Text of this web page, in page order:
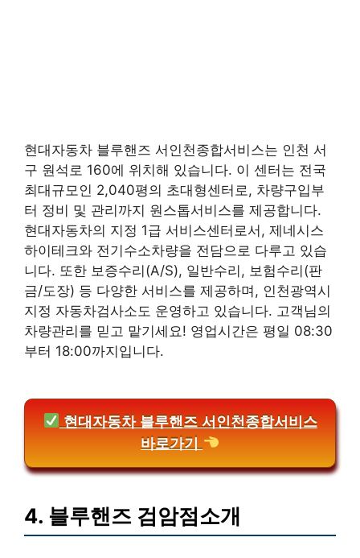
현대자동차 블루핸즈 서인천종합서비스는 인천 서
구 원석로 160에 위치해 있습니다. 이 센터는 전국
최대규모인 2,040평의 초대형센터로, 차량구입부
터 정비 및 관리까지 원스톱서비스를 제공합니다.
현대자동차의 지정 1급 서비스센터로서, 제네시스
하이테크와 전기수소차량을 전담으로 다루고 있습
니다. 또한 보증수리(A/S), 일반수리, 보험수리(판
금/도장) 등 다양한 서비스를 제공하며, 인천광역시
지정 자동차검사소도 운영하고 있습니다. 고객님의
차량관리를 믿고 맡기세요! 영업시간은 평일 08:30
부터 18:00까지입니다.
현대자동차 블루핸즈 서인천종합서비스
바로가기
4. 블루핸즈 검암점소개